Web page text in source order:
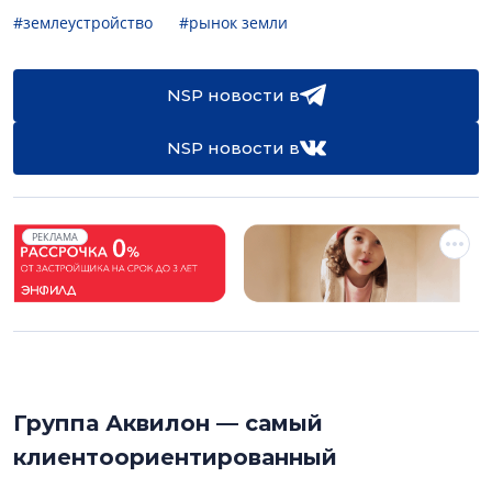
#землеустройство
#рынок земли
NSP новости в
NSP новости в
РЕКЛАМА
Группа Аквилон — самый
клиентоориентированный